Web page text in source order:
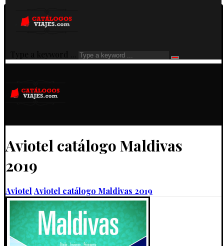
Type a keyword ...
Aviotel catálogo Maldivas
2019
Aviotel Aviotel catálogo Maldivas 2019